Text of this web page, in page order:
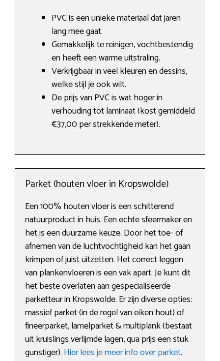
PVC is een unieke materiaal dat jaren
lang mee gaat.
Gemakkelijk te reinigen, vochtbestendig
en heeft een warme uitstraling.
Verkrijgbaar in veel kleuren en dessins,
welke stijl je ook wilt.
De prijs van PVC is wat hoger in
verhouding tot laminaat (kost gemiddeld
€37,00 per strekkende meter).
Parket (houten vloer in Kropswolde)
Een 100% houten vloer is een schitterend
natuurproduct in huis. Een echte sfeermaker en
het is een duurzame keuze. Door het toe- of
afnemen van de luchtvochtigheid kan het gaan
krimpen of juist uitzetten. Het correct leggen
van plankenvloeren is een vak apart. Je kunt dit
het beste overlaten aan gespecialiseerde
parketteur in Kropswolde. Er zijn diverse opties:
massief parket (in de regel van eiken hout) of
fineerparket, lamelparket & multiplank (bestaat
uit kruislings verlijmde lagen, qua prijs een stuk
gunstiger). Hier lees je meer info over parket.